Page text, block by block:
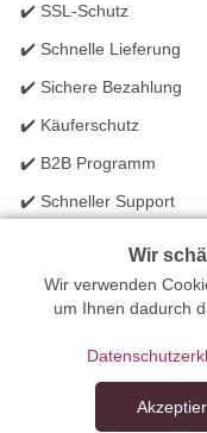
✔️ SSL-Schutz
✔️ Schnelle Lieferung
✔️ Sichere Bezahlung
✔️ Käuferschutz
✔️ B2B Programm
✔️ Schneller Support
Ihr Onlinefachhandel
Wir
Wir verwenden
um Ihnen dadurch